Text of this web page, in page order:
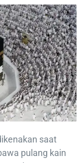
saat
pulang kain